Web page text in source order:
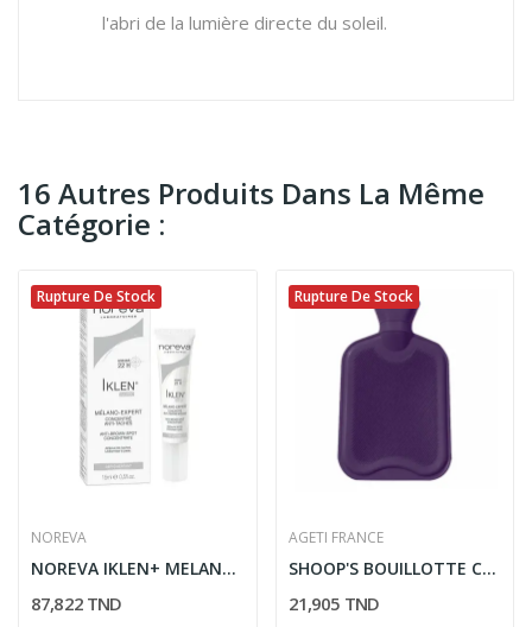
l'abri de la lumière directe du soleil.
16 Autres Produits Dans La Même
Catégorie :
Rupture De Stock
NOREVA
NOREVA IKLEN+ MELANO EXPERT CONCENTRE...
87,822 TND
Rupture De Stock
AGETI FRANCE
SHOOP'S BOUILLOTTE CLASSIQUE VIOLET 2L
21,905 TND